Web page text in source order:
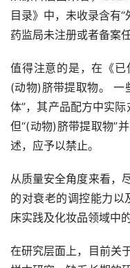
目录》中，未收录含有
药监局未注册或者备案
值得注意的是，在《
(动物)脐带提取物。 一
体”，其产品配方中实际
但“(动物)脐带提取物”
述，应予以禁止。
从质量安全角度来看，
的对衰老的调控能力
床实践及化妆品领域中
在研究层面上，目前关